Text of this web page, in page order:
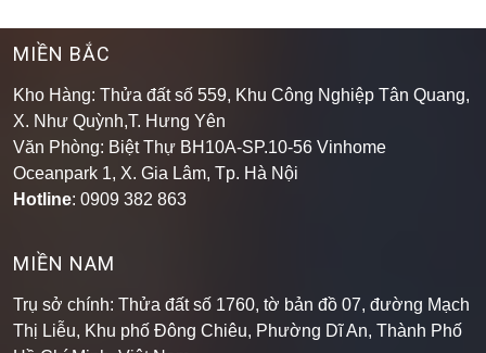
MIỀN BẮC
Kho Hàng: Thửa đất số 559, Khu Công Nghiệp Tân Quang,
X. Như Quỳnh,T. Hưng Yên
Văn Phòng: Biệt Thự BH10A-SP.10-56 Vinhome
Oceanpark 1, X. Gia Lâm, Tp. Hà Nội
Hotline: 0909 382 863
MIỀN NAM
Trụ sở chính: Thửa đất số 1760, tờ bản đồ 07, đường Mạch
Thị Liễu, Khu phố Đông Chiêu, Phường Dĩ An, Thành Phố